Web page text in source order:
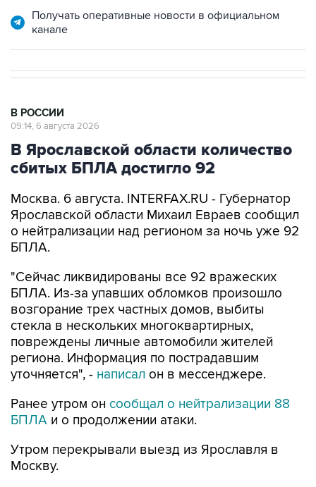
Получать оперативные новости в официальном
канале
В РОССИИ
09:14, 6 августа 2026
В Ярославской области количество
сбитых БПЛА достигло 92
Москва. 6 августа. INTERFAX.RU - Губернатор
Ярославской области Михаил Евраев сообщил
о нейтрализации над регионом за ночь уже 92
БПЛА.
"Сейчас ликвидированы все 92 вражеских
БПЛА. Из-за упавших обломков произошло
возгорание трех частных домов, выбиты
стекла в нескольких многоквартирных,
повреждены личные автомобили жителей
региона. Информация по пострадавшим
уточняется", - написал он в мессенджере.
Ранее утром он сообщал о нейтрализации 88
БПЛА и о продолжении атаки.
Утром перекрывали выезд из Ярославля в
Москву.